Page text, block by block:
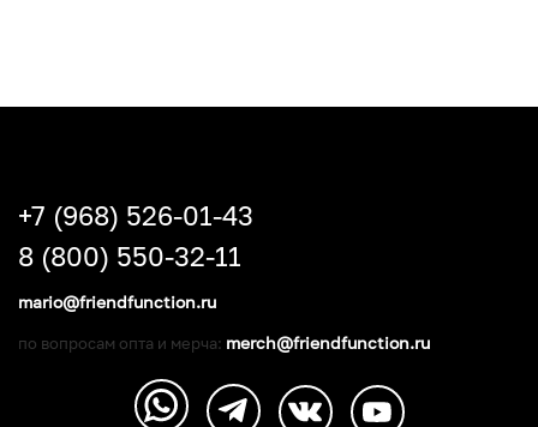
+7 (968) 526-01-43
8 (800) 550-32-11
mario@friendfunction.ru
по вопросам опта и мерча: merch@friendfunction.ru